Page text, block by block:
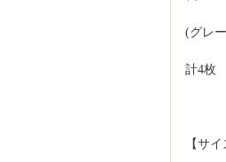
(グレ
計4枚
【サイ